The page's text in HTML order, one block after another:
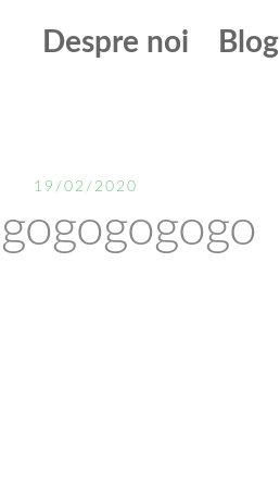
Despre noi Blog
19/02/2020